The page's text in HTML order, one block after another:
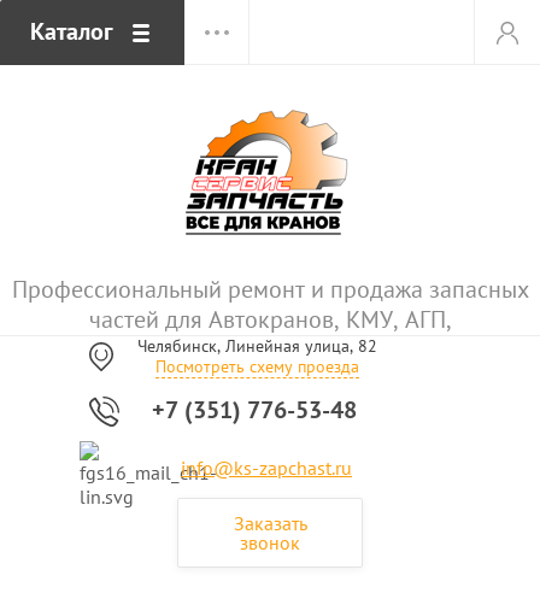
Каталог
Профессиональный ремонт и продажа запасных
частей для Автокранов, КМУ, АГП,
Челябинск, Линейная улица, 82
Посмотреть схему проезда
+7 (351) 776-53-48
info@ks-zapchast.ru
Заказать
звонок